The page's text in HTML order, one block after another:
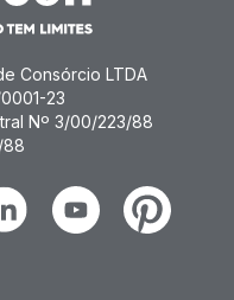
Consórcio LTDA
0001-23
Nº 3/00/223/88
88
YoutubePinterest